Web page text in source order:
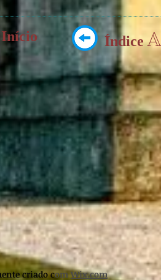
Início Índice
criado comWix.com